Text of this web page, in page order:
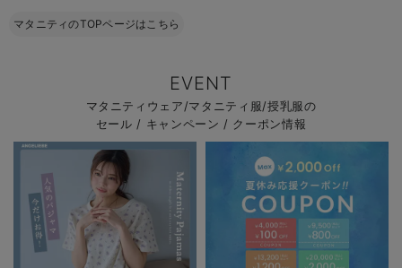
マタニティのTOPページはこちら
EVENT
マタニティウェア/マタニティ服/授乳服の
セール / キャンペーン / クーポン情報